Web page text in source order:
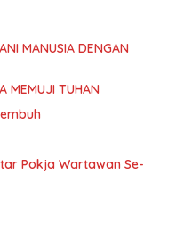
MANUSIA DENGAN
MEMUJI TUHAN
Pokja Wartawan Se-